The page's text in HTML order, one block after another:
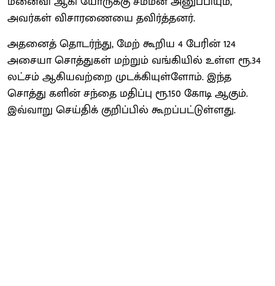
அவர்கள் விசாரணையை தவிர்த்தனர்.
அதனைத் தொடர்ந்து, மேற் கூறிய 4 பேரின் 124
அசையா சொத்துகள் மற்றும் வங்கியில் உள்ள ரூ.34
லட்சம் ஆகியவற்றை முடக்கியுள்ளோம். இந்த
சொத்து களின் சந்தை மதிப்பு ரூ.150 கோடி ஆகும்.
இவ்வாறு செய்திக் குறிப்பில் கூறப்பட்டுள்ளது.